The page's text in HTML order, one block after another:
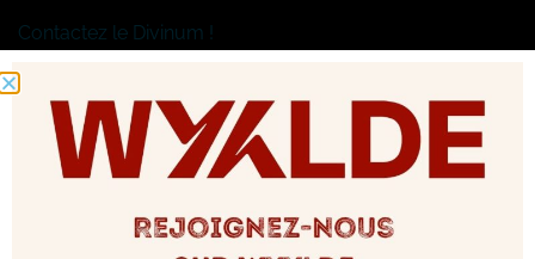
Contactez le Divinum !
Date : Selon disponibilités
Infos : 07 81 27 61 69
Tags :